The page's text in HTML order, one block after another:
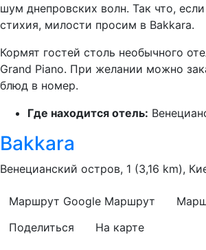
шум днепровских волн. Так что,
стихия, милости просим в Bakkara.
Кормят гостей столь необычного
Grand Piano. При желании можно
блюд в номер.
Где находится отель:
Bakkara
Венецианский остров, 1 (3,16 km),
Маршрут Google Маршрут
Поделиться
На карте